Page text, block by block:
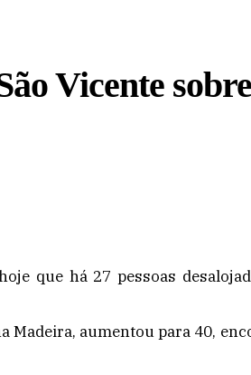
Vicente
que há 27 pessoas
Madeira, aumentou para 40,